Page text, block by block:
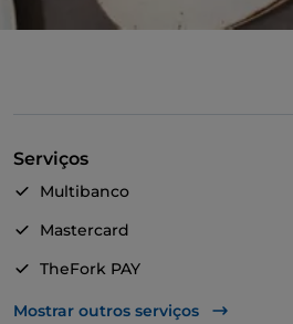
Serviços
Multibanco
Mastercard
TheFork PAY
UnionPay via TheFork PAY
Mostrar outros serviços